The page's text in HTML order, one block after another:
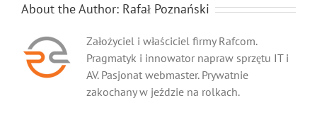
About the Author: Rafał Poznański
Założyciel i właściciel firmy Rafcom.
Pragmatyk i innowator napraw sprzętu IT i
AV. Pasjonat webmaster. Prywatnie
zakochany w jeździe na rolkach.